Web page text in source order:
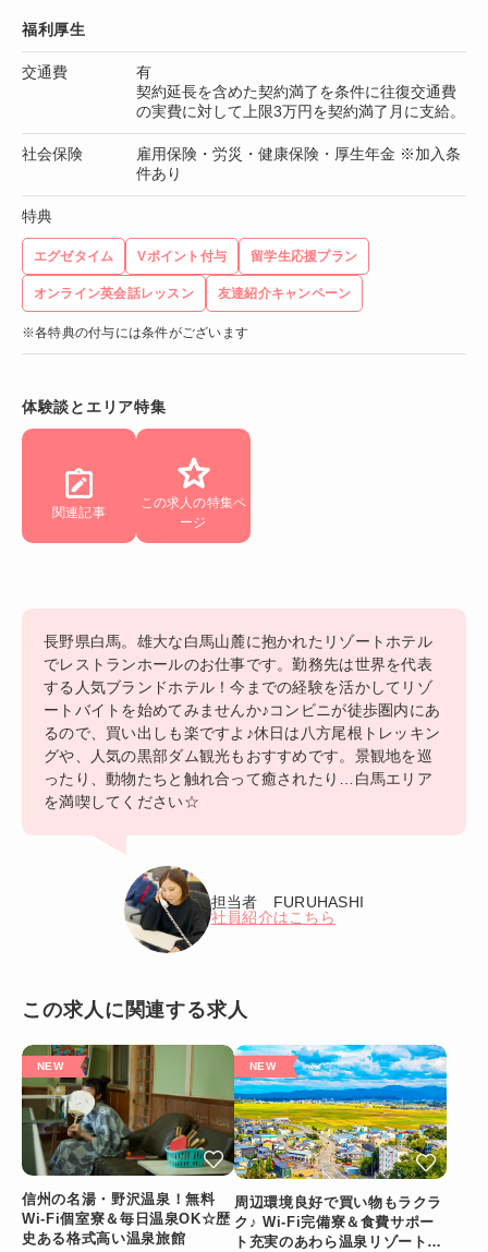
福利厚生
交通費
有
契約延長を含めた契約満了を条件に往復交通費
の実費に対して上限3万円を契約満了月に支給。
社会保険
雇用保険・労災・健康保険・厚生年金 ※加入条
件あり
特典
エグゼタイム Vポイント付与 留学生応援プラン
オンライン英会話レッスン 友達紹介キャンペーン
※各特典の付与には条件がございます
体験談とエリア特集
関連記事
この求人の特集ペ
ージ
長野県白馬。雄大な白馬山麓に抱かれたリゾートホテル
でレストランホールのお仕事です。勤務先は世界を代表
する人気ブランドホテル！今までの経験を活かしてリゾ
ートバイトを始めてみませんか♪コンビニが徒歩圏内にあ
るので、買い出しも楽ですよ♪休日は八方尾根トレッキン
グや、人気の黒部ダム観光もおすすめです。景観地を巡
ったり、動物たちと触れ合って癒されたり…白馬エリア
を満喫してください☆
担当者 FURUHASHI
社員紹介はこちら
この求人に関連する求人
信州の名湯・野沢温泉！無料
Wi-Fi個室寮＆毎日温泉OK☆歴
史ある格式高い温泉旅館
周辺環境良好で買い物もラクラ
ク♪ Wi-Fi完備寮＆食費サポー
ト充実のあわら温泉リゾートバ